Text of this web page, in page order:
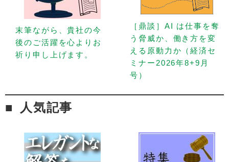
末筆ながら、貴社の今
後のご活躍を心よりお
祈り申し上げます。
［鼎談］AI は仕事を奪
う脅威か、働き方を変
える原動力か（経済セ
ミナー2026年8+9月
号）
人気記事